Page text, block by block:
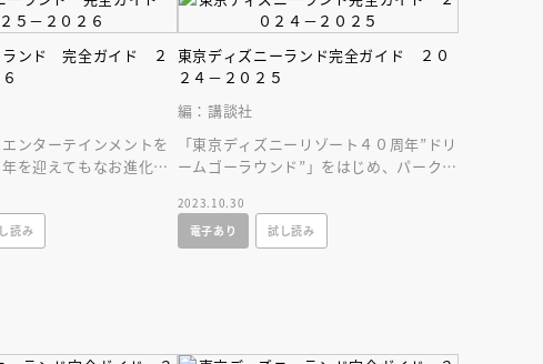
ランド 完全ガイド ２
ンターテインメントを
を迎えてもなお進化し
読み
東京ディズニーランド完全ガイド ２０
２４－２０２５
編：講談社
「東京ディズニーリゾート４０周年”ドリ
ームゴーラウンド”」をはじめ、パークで
いたします！
2023.10.30
電子あり
試し読み